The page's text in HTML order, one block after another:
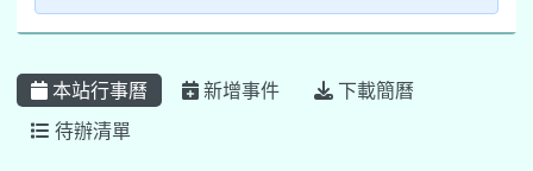
本站行事曆 新增事件
下載簡曆
待辦清單